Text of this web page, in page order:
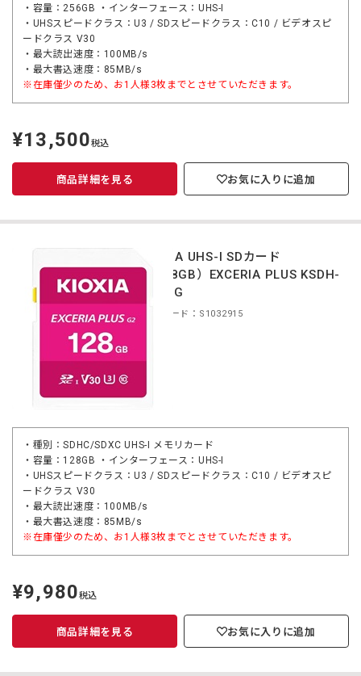
・容量：256GB ・インターフェース：UHS-I
・UHSスピードクラス：U3 / SDスピードクラス：C10 / ビデオスピ
ードクラス V30
・最大読出速度：100MB/s
・最大書込速度：85MB/s
※在庫僅少のため、お1人様3枚までとさせていただきます。
定
価
¥13,500税込
商品詳細を見る お気に入りに追加
KIOXIA UHS-I SDカード
（128GB）EXCERIA PLUS KSDH-
B128G
商品コード：S1032915
・種別：SDHC/SDXC UHS-I メモリカード
・容量：128GB ・インターフェース：UHS-I
・UHSスピードクラス：U3 / SDスピードクラス：C10 / ビデオスピ
ードクラス V30
・最大読出速度：100MB/s
・最大書込速度：85MB/s
※在庫僅少のため、お1人様3枚までとさせていただきます。
定
価
¥9,980税込
商品詳細を見る お気に入りに追加